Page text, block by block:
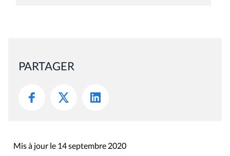
PARTAGER
Mis à jour le 14 septembre 2020